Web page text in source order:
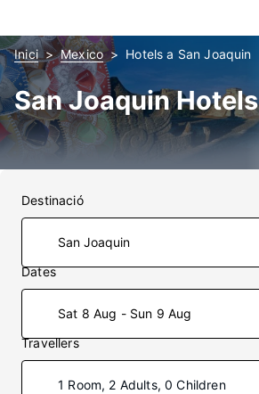
Inici Mexico Hotels a San Joaquin
San Joaquin Hotels
Destinació
Dates
Sat 8 Aug - Sun 9 Aug
Travellers
1 Room, 2 Adults, 0 Children